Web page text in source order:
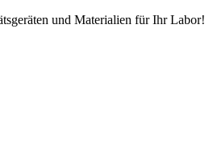
und Materialien für Ihr Labor!